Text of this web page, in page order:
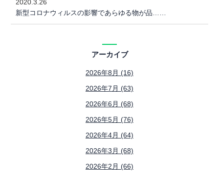
2020.3.26
新型コロナウィルスの影響であらゆる物が品……
アーカイブ
2026年8月 (16)
2026年7月 (63)
2026年6月 (68)
2026年5月 (76)
2026年4月 (64)
2026年3月 (68)
2026年2月 (66)